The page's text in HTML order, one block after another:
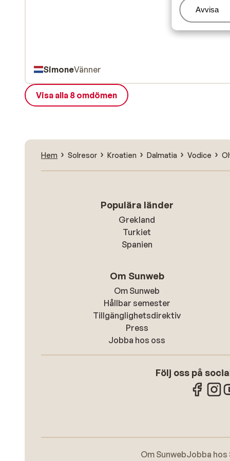
Hantera
Avvisa
SimoneVänner
Visa alla 8 omdömen
Hem Solresor Kroatien Dalmatia Vodice
Populära länder
Grekland
Turkiet
Spanien
Om Sunweb
Om Sunweb
Hållbar semester
Tillgänglighetsdirektiv
Press
Jobba hos oss
Följ oss på
Om SunwebJobba hos